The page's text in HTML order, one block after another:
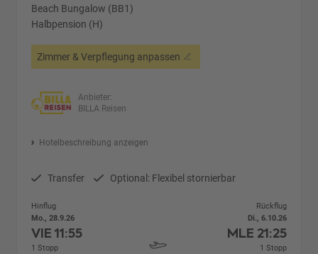
Beach Bungalow (BB1)
Halbpension (H)
Zimmer & Verpflegung anpassen
Anbieter:
BILLA Reisen
Hotelbeschreibung anzeigen
Transfer Optional: Flexibel stornierbar
Hinflug
Mo., 28.9.26
VIE11:55
1 Stopp
Rückflug
Di., 6.10.26
MLE 21:25
1 Stopp